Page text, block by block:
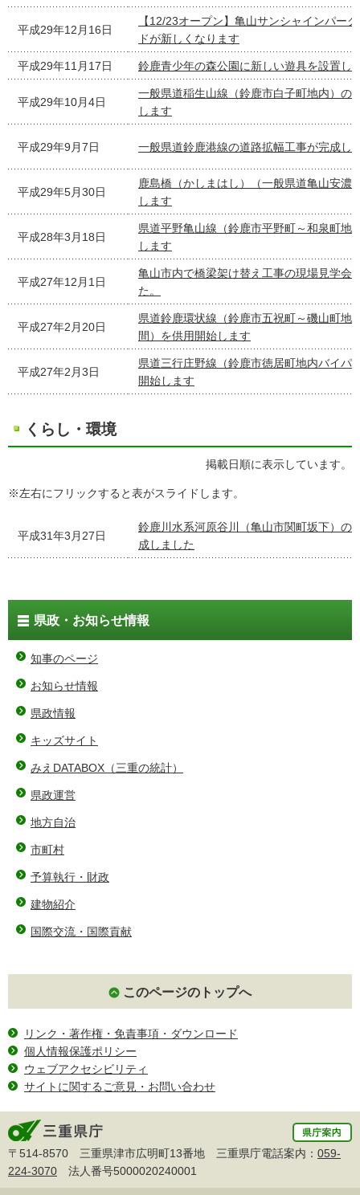
平成29年12月16日
【12/23オープン】亀山サンシャインパー
ドが新しくなります
平成29年11月17日 鈴鹿青少年の森公園に新しい遊具を設置し
平成29年10月4日
一般県道稲生山線（鈴鹿市白子町地内）の
します
平成29年9月7日 一般県道鈴鹿港線の道路拡幅工事が完成し
平成29年5月30日
鹿島橋（かしまはし）（一般県道亀山安濃
します
平成28年3月18日
県道平野亀山線（鈴鹿市平野町～和泉町地
します
平成27年12月1日
亀山市内で橋梁架け替え工事の現場見学会
た。
平成27年2月20日
県道鈴鹿環状線（鈴鹿市五祝町～磯山町地
間）を供用開始します
平成27年2月3日
県道三行庄野線（鈴鹿市徳居町地内バイパ
開始します
くらし・環境
掲載日順に表示しています。
※左右にフリックすると表がスライドします。
平成31年3月27日
鈴鹿川水系河原谷川（亀山市関町坂下）の
成しました
県政・お知らせ情報
知事のページ
お知らせ情報
県政情報
キッズサイト
みえDATABOX（三重の統計）
県政運営
地方自治
市町村
予算執行・財政
建物紹介
国際交流・国際貢献
このページのトップへ
リンク・著作権・免責事項・ダウンロード
個人情報保護ポリシー
ウェブアクセシビリティ
サイトに関するご意見・お問い合わせ
〒514-8570 三重県津市広明町13番地 三重県庁電話案内： 059-
224-3070 法人番号5000020240001